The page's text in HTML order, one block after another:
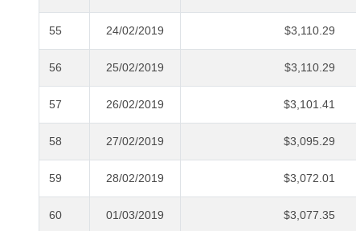
55 24/02/2019 $3,110.29
56 25/02/2019 $3,110.29
57 26/02/2019 $3,101.41
58 27/02/2019 $3,095.29
59 28/02/2019 $3,072.01
60 01/03/2019 $3,077.35